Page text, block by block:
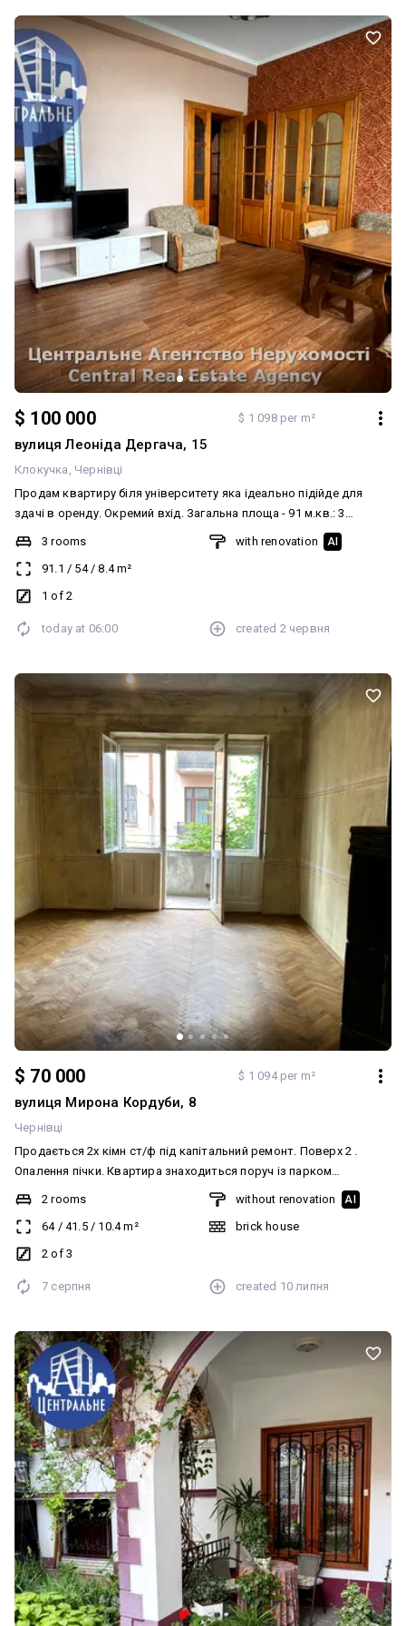
.Ціна за 1 кв.м. 440 у.е.-найкраща ціна на нерухомість в м.Чернівці.
Телефонуйте.
$ 100 000 $ 1 098 per m²
вулиця Леоніда Дергача, 15
Клокучка Чернівці
Продам квартиру біля університету яка ідеально підійде для
здачі в оренду. Окремий вхід. Загальна площа - 91 м.кв.: 3
кімнати, просторий хол, кухня та санвузол. Стан квартири
житловий - є всі зручності та газове опалення. Також є власний
затишний дворик із невеликими грядками. Поруч зупинка
транспорту, сквер та вся можлива інфраструктура. Деталі за
3 rooms
91.1 / 54/8.4m²
1 of 2
with renovation AI
today at 06:00 created 2 червня
$ 70 000 $ 1 094 per m²
вулиця Мирона Кордуби, 8
Чернівці
Продається 2х кімн ст/ф під капітальний ремонт. Поверх 2 .
Опалення пічки. Квартира знаходиться поруч із парком
Шевченка і сквером , сучасною школою, поруч є 2 ринка,
найкраща транспортна розвʼязка. Є відео огляд. Агентство
нерухомості. Комісія 2%
2 rooms
64/ 41.5/ 10.4m²
2 of 3
without renovation AI
brick house
7 серпня created 10 липня